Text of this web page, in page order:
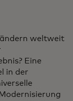
weltweit
Eine
in der